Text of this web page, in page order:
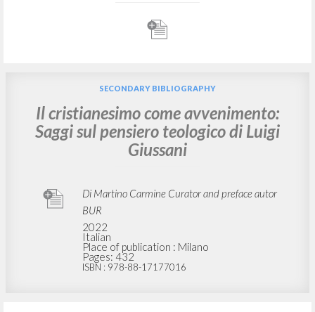
SECONDARY BIBLIOGRAPHY
Il cristianesimo come avvenimento:
Saggi sul pensiero teologico di Luigi
Giussani
Di Martino Carmine Curator and preface autor
BUR
2022
Italian
Place of publication : Milano
Pages: 432
ISBN : 978-88-17177016